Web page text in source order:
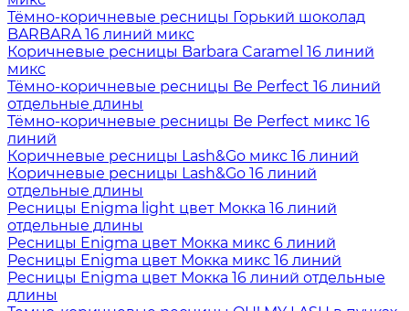
Тёмно-коричневые ресницы Горький шоколад
BARBARA 16 линий микс
Коричневые ресницы Barbara Caramel 16 линий
микс
Тёмно-коричневые ресницы Be Perfect 16 линий
отдельные длины
Тёмно-коричневые ресницы Be Perfect микс 16
линий
Коричневые ресницы Lash&Go микс 16 линий
Коричневые ресницы Lash&Go 16 линий
отдельные длины
Ресницы Enigma light цвет Мокка 16 линий
отдельные длины
Ресницы Enigma цвет Мокка микс 6 линий
Ресницы Enigma цвет Мокка микс 16 линий
Ресницы Enigma цвет Мокка 16 линий отдельные
длины